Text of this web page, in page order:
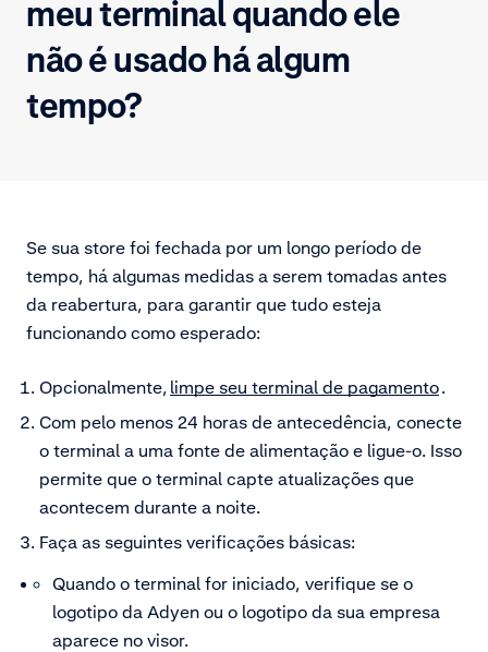
meu terminal quando ele
não é usado há algum
tempo?
Se sua store foi fechada por um longo período de
tempo, há algumas medidas a serem tomadas antes
da reabertura, para garantir que tudo esteja
funcionando como esperado:
Opcionalmente, limpe seu terminal de pagamento.
Com pelo menos 24 horas de antecedência, conecte
o terminal a uma fonte de alimentação e ligue-o. Isso
permite que o terminal capte atualizações que
acontecem durante a noite.
Faça as seguintes verificações básicas:
Quando o terminal for iniciado, verifique se o
logotipo da Adyen ou o logotipo da sua empresa
aparece no visor.